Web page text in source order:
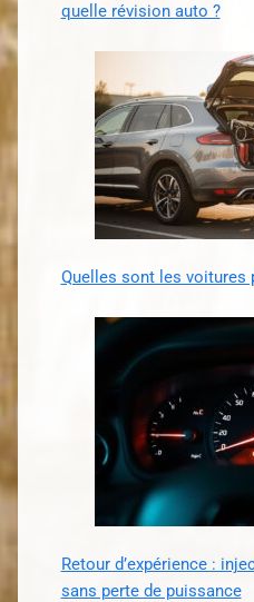
quelle révision auto ?
Quelles sont les voitures
Retour d’expérience :
sans perte de puissance